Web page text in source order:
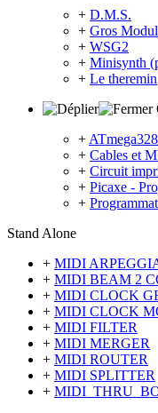
+ D.M.S.
+ Gros
+ WSG2
+ Minisynth
+ Le theremin
+
+ Cables et
+ Circuit
+ Picaxe -
+
Stand Alone
+ MIDI
+ MIDI BEAM 2
+ MIDI CLOCK
+ MIDI CLOCK
+ MIDI FILTER
+ MIDI MERGER
+ MIDI ROUTER
+ MIDI SPLITTER
+